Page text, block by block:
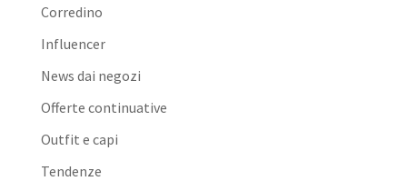
Corredino
Influencer
News dai negozi
Offerte continuative
Outfit e capi
Tendenze